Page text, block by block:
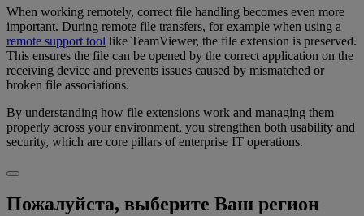
When working remotely, correct file handling becomes even more
important. During remote file transfers, for example when using a
remote support tool like TeamViewer, the file extension is preserved.
This ensures the file can be opened by the correct application on the
receiving device and prevents issues caused by mismatched or
broken file associations.
By understanding how file extensions work and managing them
properly across your environment, you strengthen both usability and
security, which are core pillars of enterprise IT operations.
Пожалуйста, выберите Ваш регион